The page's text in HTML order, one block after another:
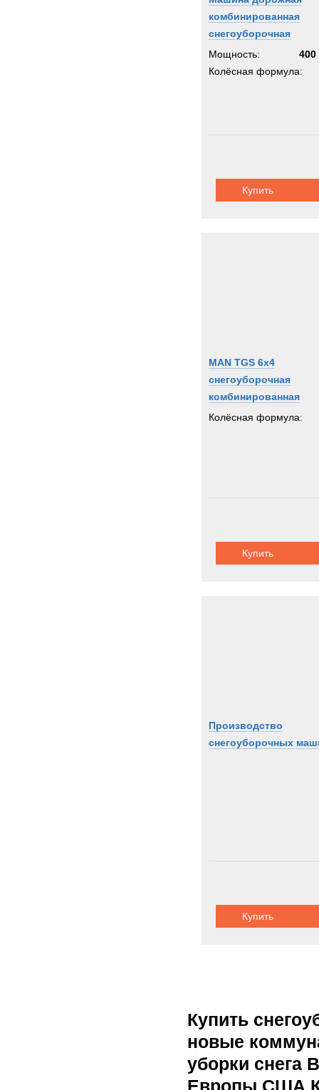
комбинированная
снегоуборочная
Мощность:
400
Колёсная формула:
Купить
MAN TGS 6x4
снегоуборочная
комбинированная
машина
Колёсная формула:
Купить
Производство
снегоуборочных
Купить
Купить
новые
уборки снега
Европы США